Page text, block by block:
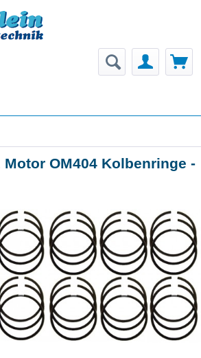
Motor OM404 Kolbenringe -